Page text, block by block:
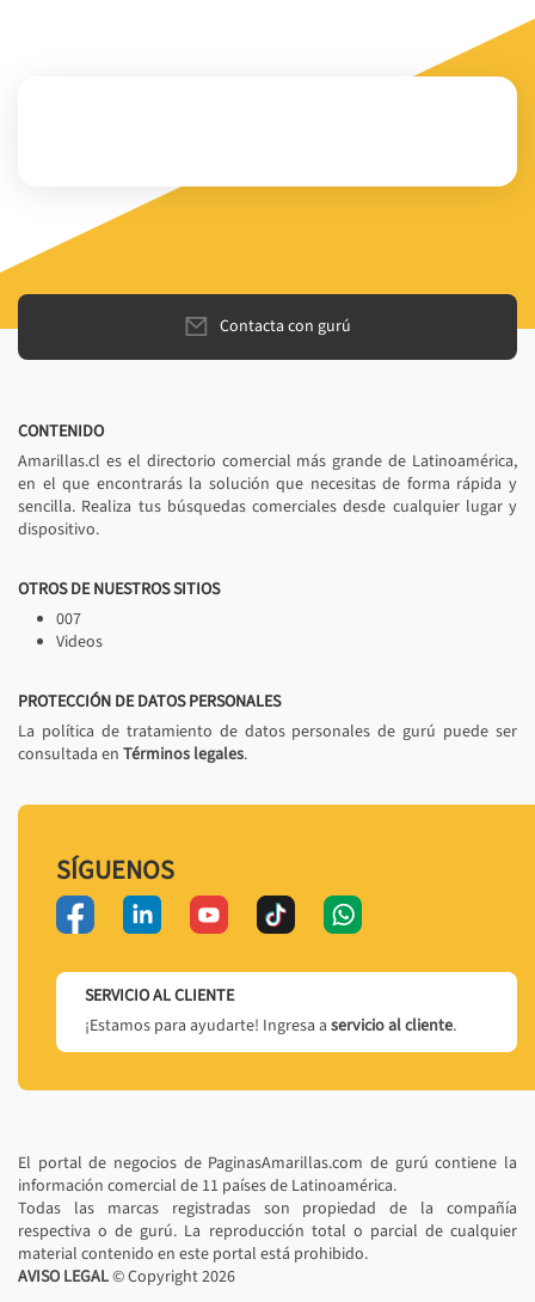
Contacta con gurú
CONTENIDO
Amarillas.cl es el directorio comercial más grande de Latinoamérica,
en el que encontrarás la solución que necesitas de forma rápida y
sencilla. Realiza tus búsquedas comerciales desde cualquier lugar y
dispositivo.
OTROS DE NUESTROS SITIOS
007
Videos
PROTECCIÓN DE DATOS PERSONALES
La política de tratamiento de datos personales de gurú puede ser
consultada en Términos legales.
SÍGUENOS
SERVICIO AL CLIENTE
¡Estamos para ayudarte! Ingresa a servicio al cliente.
El portal de negocios de PaginasAmarillas.com de gurú contiene la
información comercial de 11 países de Latinoamérica.
Todas las marcas registradas son propiedad de la compañía
respectiva o de gurú. La reproducción total o parcial de cualquier
material contenido en este portal está prohibido.
AVISO LEGAL© Copyright2026